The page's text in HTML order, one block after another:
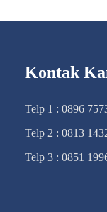
Kontak
Telp 1 : 0896
Telp 2 : 0813
Telp 3 : 0851